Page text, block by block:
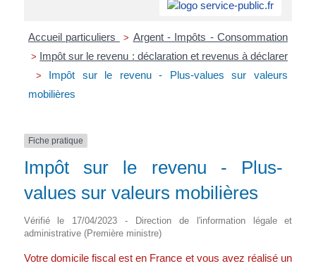
Accueil particuliers > Argent - Impôts - Consommation
> Impôt sur le revenu : déclaration et revenus à déclarer
>
Impôt sur le revenu - Plus-values sur valeurs
mobilières
Fiche pratique
Impôt sur le revenu - Plus-
values sur valeurs mobilières
Vérifié le 17/04/2023 - Direction de l'information légale et
administrative (Première ministre)
Votre domicile fiscal est en France et vous avez réalisé un